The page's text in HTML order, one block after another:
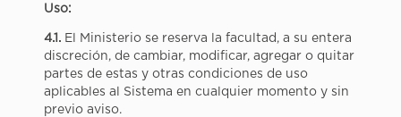
Uso:
4.1.El Ministerio se reserva la facultad, a su entera
discreción, de cambiar, modificar, agregar o quitar
partes de estas y otras condiciones de uso
aplicables al Sistema en cualquier momento y sin
previo aviso.